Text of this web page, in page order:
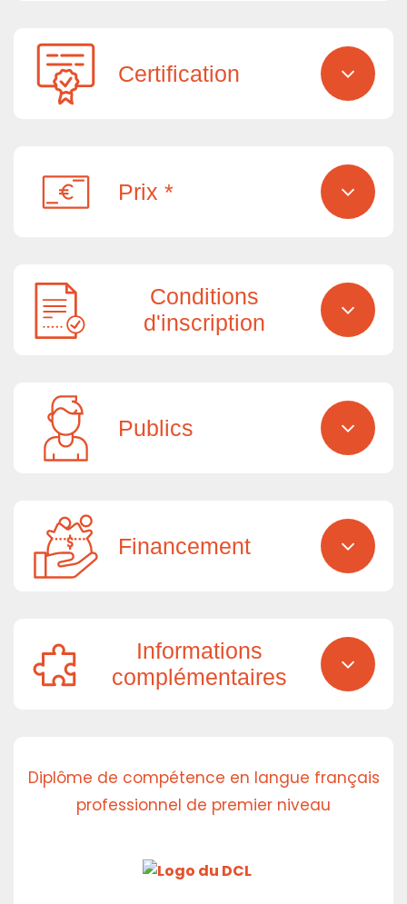
Certification
Prix *
Conditions
d'inscription
Publics
Financement
Informations
complémentaires
Diplôme de compétence en langue français
professionnel de premier niveau